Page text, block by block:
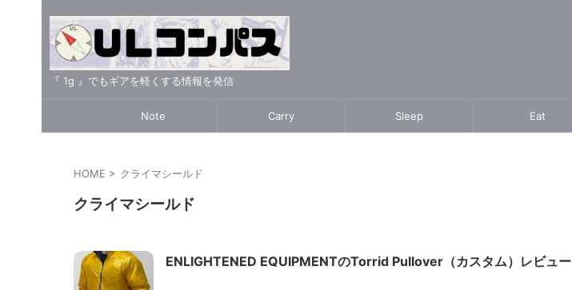
『 1g 』でもギアを軽くする情報を発信
Note Carry Sleep Eat
HOME > クライマシールド
クライマシールド
ENLIGHTENED EQUIPMENTのTorrid Pullover（カスタム）レビュー